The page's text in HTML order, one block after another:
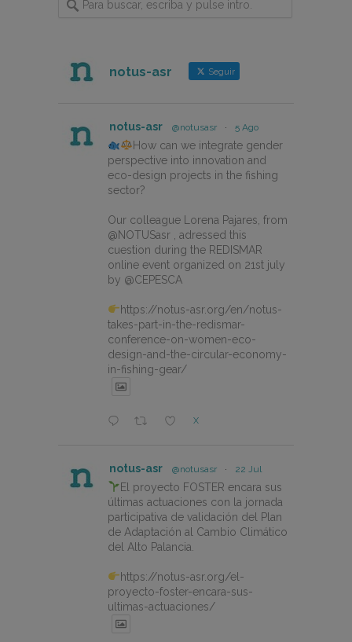
notus-asr Seguir
notus-asr @notusasr · 5 Ago
How can we integrate gender
perspective into innovation and
eco-design projects in the fishing
sector?
Our colleague Lorena Pajares, from
@NOTUSasr , adressed this
cuestion during the REDISMAR
online event organized on 21st july
by @CEPESCA
https://notus-asr.org/en/notus-
takes-part-in-the-redismar-
conference-on-women-eco-
design-and-the-circular-economy-
in-fishing-gear/
X
notus-asr @notusasr · 22 Jul
El proyecto FOSTER encara sus
últimas actuaciones con la jornada
participativa de validación del Plan
de Adaptación al Cambio Climático
del Alto Palancia.
https://notus-asr.org/el-
proyecto-foster-encara-sus-
ultimas-actuaciones/